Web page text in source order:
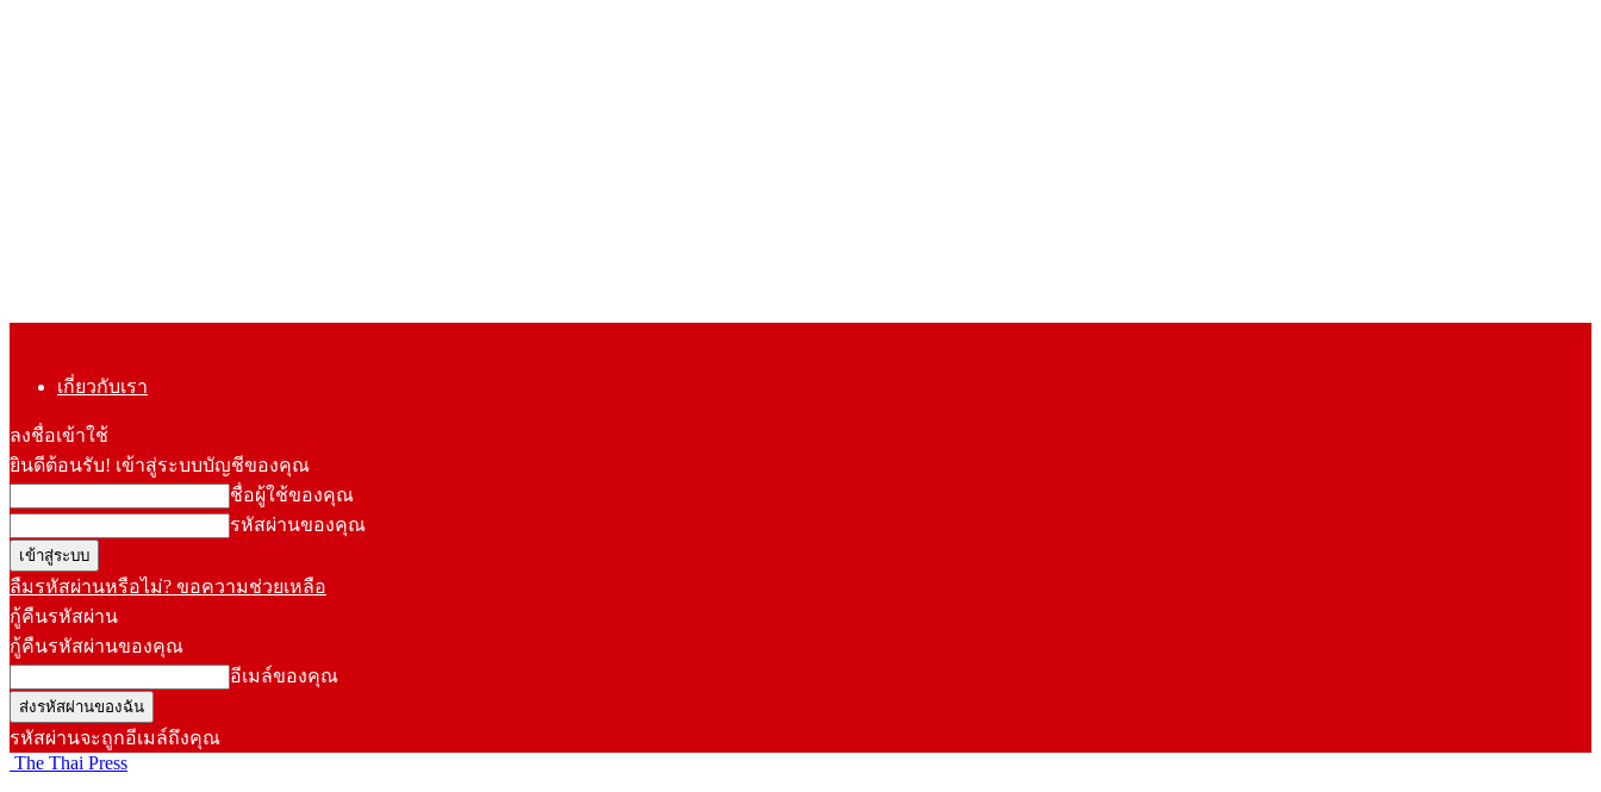
เกี่ยวกับเรา
ลงชื่อเข้าใช้
ยินดีต้อนรับ! เข้าสู่ระบบบัญชีของคุณ
ชื่อผู้ใช้ของคุณ
รหัสผ่านของคุณ
ลืมรหัสผ่านหรือไม่? ขอความช่วยเหลือ
กู้คืนรหัสผ่าน
กู้คืนรหัสผ่านของคุณ
อีเมล์ของคุณ
รหัสผ่านจะถูกอีเมล์ถึงคุณ
The Thai Press